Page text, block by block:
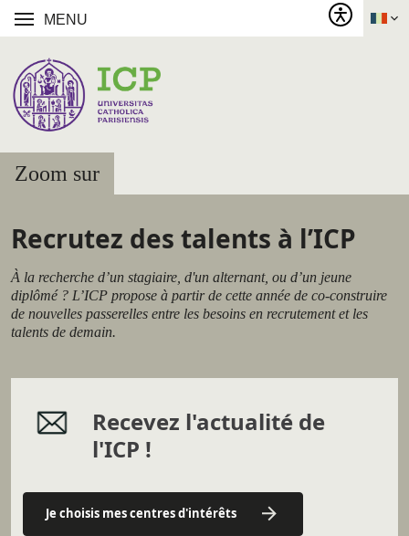
MENU
Zoom sur
Recrutez des talents à l’ICP
À la recherche d’un stagiaire, d'un alternant, ou d’un jeune
diplômé ? L’ICP propose à partir de cette année de co-construire
de nouvelles passerelles entre les besoins en recrutement et les
talents de demain.
Recevez l'actualité de
l'ICP !
Je choisis mes centres d'intérêts